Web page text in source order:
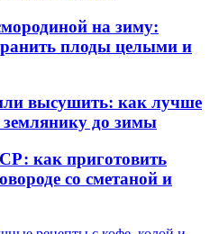
на зиму:
плоды целыми и
высушить: как лучше
до зимы
как приготовить
со сметаной и